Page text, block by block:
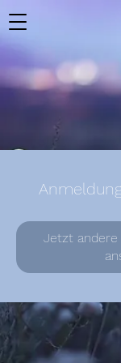
Jetzt andere